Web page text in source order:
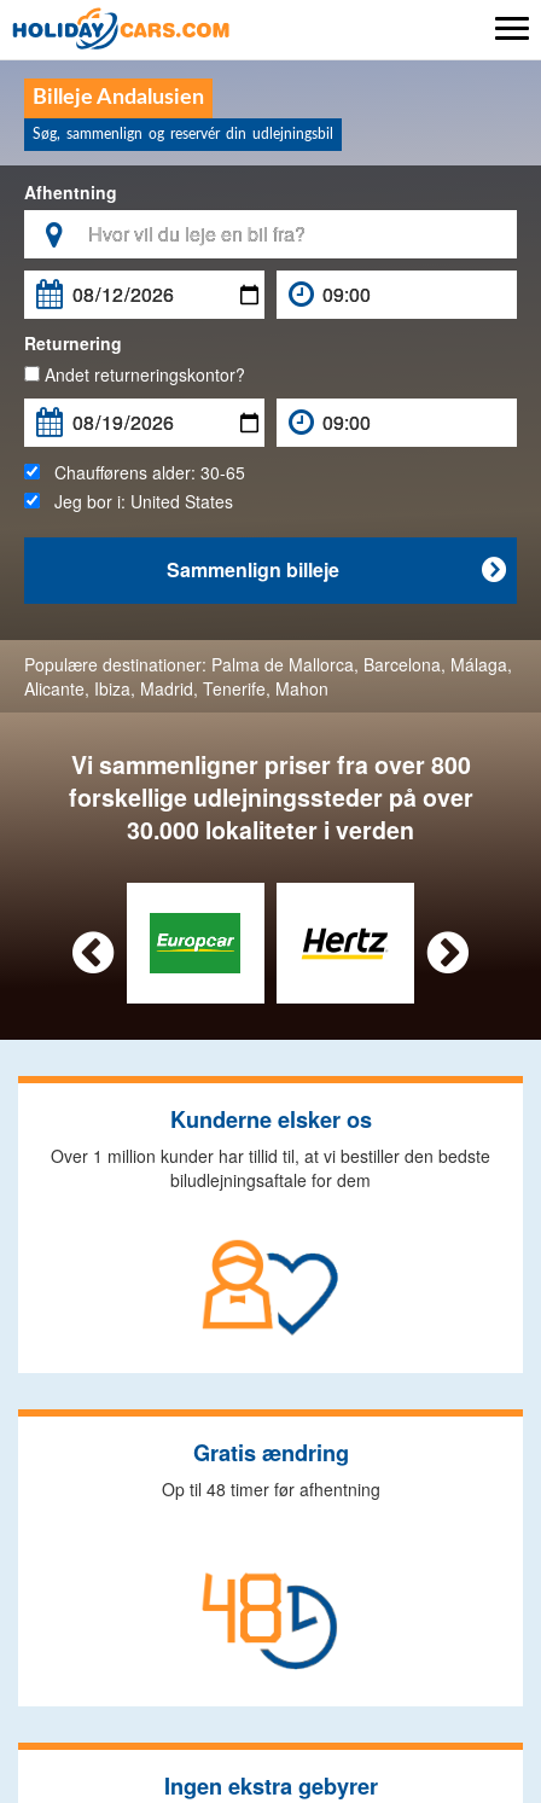
Billeje Andalusien
Søg, sammenlign og reservér din udlejningsbil
Afhentning


Returnering
Andet returneringskontor?
Chaufførens alder: 30-65
Jeg bor i: United States

Sammenlign billeje
Populære destinationer: Palma de Mallorca, Barcelona, Málaga,
Alicante, Ibiza, Madrid, Tenerife, Mahon
Vi sammenligner priser fra over 800
forskellige udlejningssteder på over
30.000 lokaliteter i verden
 
Kunderne elsker os
Over 1 million kunder har tillid til, at vi bestiller den bedste
biludlejningsaftale for dem
Gratis ændring
Op til 48 timer før afhentning
Ingen ekstra gebyrer